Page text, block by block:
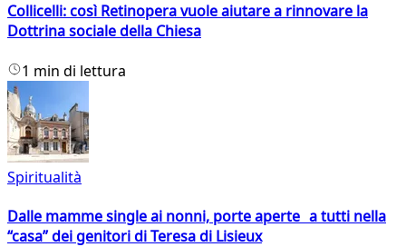
Collicelli: così Retinopera vuole aiutare a rinnovare la
Dottrina sociale della Chiesa
1 min di lettura
Spiritualità
Dalle mamme single ai nonni, porte aperte a tutti nella
“casa” dei genitori di Teresa di Lisieux